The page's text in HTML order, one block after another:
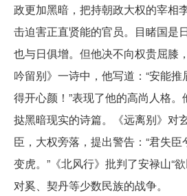
政更加黑暗，把持朝政大权的宰相
击迫害正直贤能的官员。目睹国是
也与日俱增。但他决不向权贵屈膝
吟留别》一诗中，他写道：“安能
得开心颜！”表现了他的高尚人格
挞黑暗现实的诗篇。《远离别》对
臣，大权旁落，提出警告：“君失
变虎。”《北风行》批判了安禄山“
对奚、契丹等少数民族的战争。